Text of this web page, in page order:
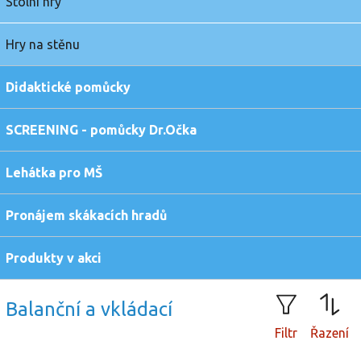
Hry na stěnu
Didaktické pomůcky
SCREENING - pomůcky Dr.Očka
Lehátka pro MŠ
Pronájem skákacích hradů
Produkty v akci
Balanční a vkládací
Filtr Řazení